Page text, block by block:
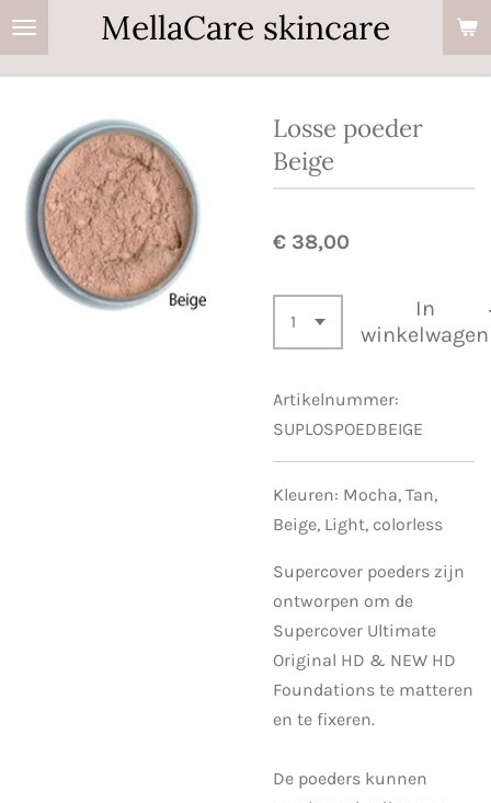
Ga
direct
hoofdinhoud
MellaCare skincare
Losse poeder
Beige
€ 38,00
In
winkelwagen
Artikelnummer:
SUPLOSPOEDBEIGE
Kleuren: Mocha, Tan,
Beige, Light, colorless
Supercover poeders zijn
ontworpen om de
Supercover Ultimate
Original HD & NEW HD
Foundations te matteren
en te fixeren.
De poeders kunnen